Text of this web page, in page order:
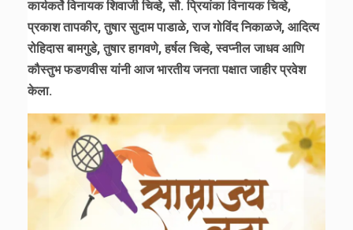
कार्यकर्ते विनायक शिवाजी चिव्हे, सौ. प्रियांका विनायक चिव्हे,
प्रकाश तापकीर, तुषार सुदाम पाडाळे, राज गोविंद निकाळजे, आदित्य
रोहिदास बामगुडे, तुषार हागवणे, हर्षल चिव्हे, स्वप्नील जाधव आणि
कौस्तुभ फडणवीस यांनी आज भारतीय जनता पक्षात जाहीर प्रवेश
केला.